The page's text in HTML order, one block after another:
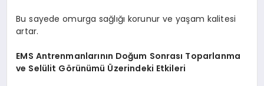
Bu sayede omurga sağlığı korunur ve yaşam kalitesi
artar.
EMS Antrenmanlarının Doğum Sonrası Toparlanma
ve Selülit Görünümü Üzerindeki Etkileri